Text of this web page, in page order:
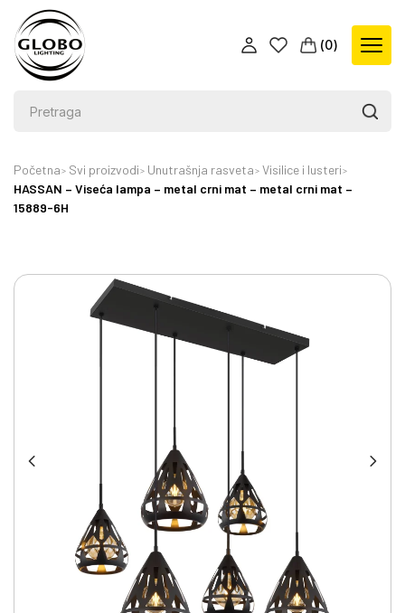
(0)
Početna Svi proizvodi Unutrašnja rasveta Visilice i lusteri
HASSAN – Viseća lampa – metal crni mat – metal crni mat –
15889-6H